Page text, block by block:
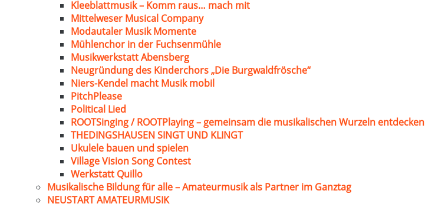
Kleeblattmusik – Komm raus… mach mit
Mittelweser Musical Company
Modautaler Musik Momente
Mühlenchor in der Fuchsenmühle
Musikwerkstatt Abensberg
Neugründung des Kinderchors „Die Burgwaldfrösche“
Niers-Kendel macht Musik mobil
PitchPlease
Political Lied
ROOTSinging / ROOTPlaying – gemeinsam die musikalischen Wurzeln entdecken
THEDINGSHAUSEN SINGT UND KLINGT
Ukulele bauen und spielen
Village Vision Song Contest
Werkstatt Quillo
Musikalische Bildung für alle – Amateurmusik als Partner im Ganztag
NEUSTART AMATEURMUSIK